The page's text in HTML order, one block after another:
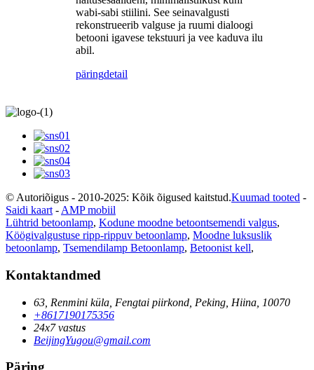
wabi-sabi stiilini. See seinavalgusti
rekonstrueerib valguse ja ruumi dialoogi
betooni igavese tekstuuri ja vee kaduva ilu
abil.
päringdetail
© Autoriõigus - 2010-2025: Kõik õigused kaitstud.Kuumad tooted -
Saidi kaart - AMP mobiil
Lühtrid betoonlamp, Kodune moodne betoontsemendi valgus,
Köögivalgustuse ripp-rippuv betoonlamp, Moodne luksuslik
betoonlamp, Tsemendilamp Betoonlamp, Betoonist kell,
Kontaktandmed
63, Renmini küla, Fengtai piirkond, Peking, Hiina, 10070
+8617190175356
24x7 vastus
BeijingYugou@gmail.com
Päring